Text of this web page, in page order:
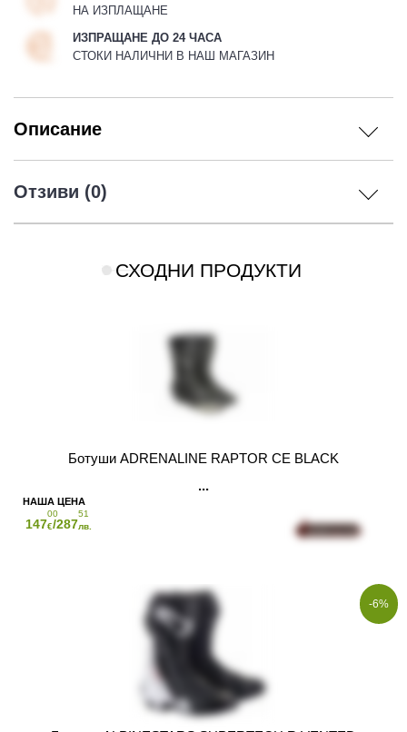
НА ИЗПЛАЩАНЕ
ИЗПРАЩАНЕ ДО 24 ЧАСА
СТОКИ НАЛИЧНИ В НАШ МАГАЗИН
Описание
Отзиви (0)
СХОДНИ ПРОДУКТИ
Ботуши ADRENALINE RAPTOR CE BLACK
147
00
€/287
51
лв.
-6%